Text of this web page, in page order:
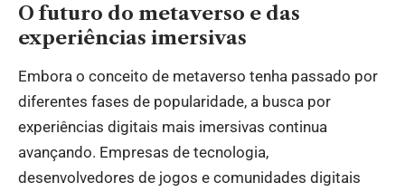
O futuro do metaverso e das
experiências imersivas
Embora o conceito de metaverso tenha passado por
diferentes fases de popularidade, a busca por
experiências digitais mais imersivas continua
avançando. Empresas de tecnologia,
desenvolvedores de jogos e comunidades digitais